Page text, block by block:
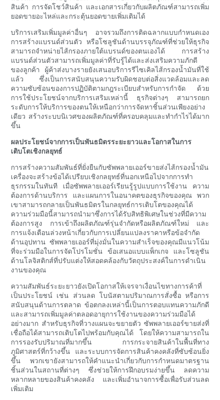
สินค้า การจัดโชว์สินค้า และเอกสารเกี่ยวกับผลิตภัณฑ์สามารถเพิ่ม
ยอดขายอะไหล่และกระตุ้นยอดขายเพิ่มเติมได้
บริการเสริมเพิ่มมูลค่าอื่นๆ อาจรวมถึงการติดฉลากแบบกำหนดเอง
การสร้างแบรนด์ส่วนตัว หรือโซลูชันด้านบรรจุภัณฑ์ที่ช่วยให้ธุรกิจ
สามารถจำหน่ายไส้กรองภายใต้แบรนด์ของตนเองได้ การสร้าง
แบรนด์ส่วนตัวสามารถเพิ่มมูลค่าที่รับรู้ได้และส่งเสริมความภักดี
ของลูกค้า ผู้ค้าส่งบางรายยังเสนอบริการรีไซเคิลไส้กรองน้ำมันที่ใช้
แล้ว ซึ่งเป็นการสนับสนุนความรับผิดชอบต่อสิ่งแวดล้อมและลด
ความซับซ้อนของการปฏิบัติตามกฎระเบียบสำหรับการกำจัด ด้วย
การใช้ประโยชน์จากบริการเสริมเหล่านี้ ธุรกิจต่างๆ สามารถยก
ระดับการให้บริการของตนให้เหนือกว่าการจัดหาชิ้นส่วนเพียงอย่าง
เดียว สร้างระบบนิเวศของผลิตภัณฑ์ที่ครอบคลุมและทำกำไรได้มาก
ขึ้น
ผลประโยชน์จากการเป็นพันธมิตรระยะยาวและโอกาสในการ
เติบโตเชิงกลยุทธ์
การสร้างความสัมพันธ์ที่ยั่งยืนกับซัพพลายเออร์ขายส่งไส้กรองน้ำมัน
เครื่องจะสร้างข้อได้เปรียบเชิงกลยุทธ์ที่นอกเหนือไปจากการทำ
ธุรกรรมในทันที เมื่อซัพพลายเออร์เรียนรู้รูปแบบการใช้งาน ความ
ต้องการด้านบริการ และแผนการในอนาคตของธุรกิจของคุณ พวก
เขาสามารถกลายเป็นพันธมิตรในกลยุทธ์การเติบโตของคุณได้
ความร่วมมือนี้สามารถนำมาซึ่งการได้รับสิทธิพิเศษในช่วงที่มีความ
ต้องการสูง การเข้าถึงผลิตภัณฑ์รุ่นจำกัดหรือผลิตภัณฑ์ใหม่ และ
การแจ้งเตือนล่วงหน้าเกี่ยวกับการเปลี่ยนแปลงราคาหรือข้อจำกัด
ด้านอุปทาน ซัพพลายเออร์ที่มุ่งมั่นในความสำเร็จของคุณมีแนวโน้ม
ที่จะร่วมมือในการจัดโปรโมชั่น ข้อเสนอแบบแพ็กเกจ และโซลูชัน
ด้านโลจิสติกส์ที่ปรับแต่งให้สอดคล้องกับวัตถุประสงค์ในการดำเนิน
งานของคุณ
ความสัมพันธ์ระยะยาวยังเปิดโอกาสให้เจรจาเงื่อนไขทางการค้าที่
เป็นประโยชน์ เช่น ส่วนลด โบนัสตามปริมาณการสั่งซื้อ หรือการ
สนับสนุนด้านการตลาด ข้อตกลงเหล่านี้เป็นการตอบแทนความภักดี
และสามารถเพิ่มมูลค่าตลอดอายุการใช้งานของความร่วมมือได้
อย่างมาก สำหรับธุรกิจที่วางแผนจะขยายตัว ซัพพลายเออร์ขายส่งที่
เชื่อถือได้สามารถเติบโตไปพร้อมกับคุณได้ โดยให้ความสามารถใน
การรองรับปริมาณที่มากขึ้น การกระจายสินค้าในพื้นที่ทาง
ภูมิศาสตร์ที่กว้างขึ้น และระบบการจัดการสินค้าคงคลังที่ซับซ้อนยิ่ง
ขึ้น พวกเขายังสามารถให้คำแนะนำเกี่ยวกับการกำหนดมาตรฐาน
ชิ้นส่วนในสถานที่ต่างๆ ซึ่งช่วยให้การฝึกอบรมง่ายขึ้น ลดความ
หลากหลายของสินค้าคงคลัง และเพิ่มอำนาจการซื้อเพื่อรับส่วนลด
เพิ่มเติม